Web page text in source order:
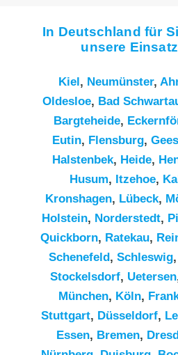
In Deutschland für
unsere
Kiel, Neumünster,
Oldesloe, Bad
Bargteheide,
Eutin, Flensburg,
Halstenbek, Heide,
Husum, Itzehoe,
Kronshagen, Lübeck,
Holstein, Norderstedt,
Quickborn, Ratekau,
Schenefeld, Schleswig,
Stockelsdorf, Uetersen
München, Köln,
Stuttgart, Düsseldorf,
Essen, Bremen,